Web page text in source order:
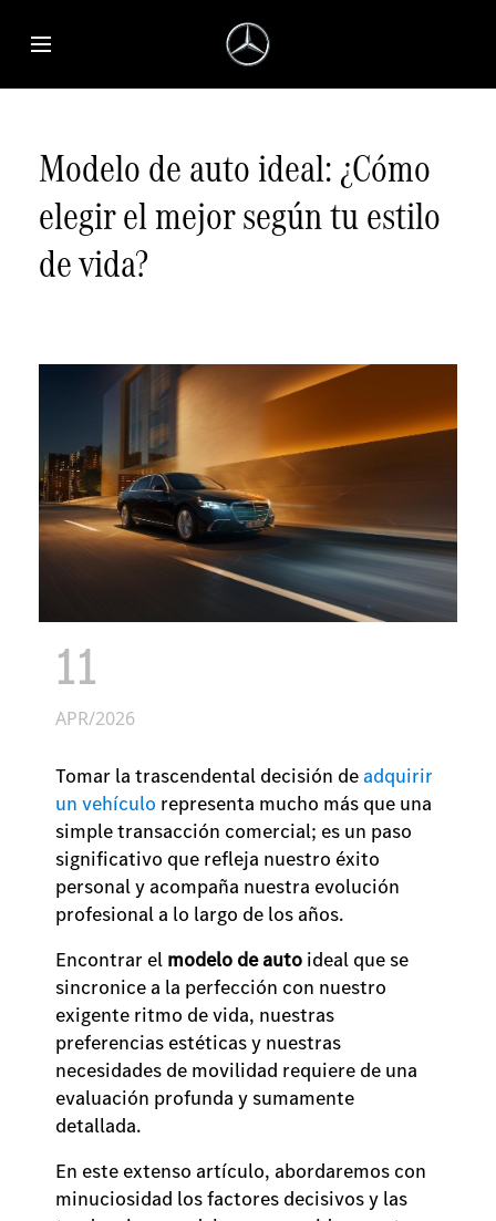
Saltar al contenido principal
Abrir menú de accesibilidad
Modelo de auto ideal: ¿Cómo
elegir el mejor según tu estilo
de vida?
11
APR/2026
Tomar la trascendental decisión deadquirir
un vehículo representa mucho más que una
simple transacción comercial; es un paso
significativo que refleja nuestro éxito
personal y acompaña nuestra evolución
profesional a lo largo de los años.
Encontrar el modelo de auto ideal que se
sincronice a la perfección con nuestro
exigente ritmo de vida, nuestras
preferencias estéticas y nuestras
necesidades de movilidad requiere de una
evaluación profunda y sumamente
detallada.
En este extenso artículo, abordaremos con
minuciosidad los factores decisivos y las